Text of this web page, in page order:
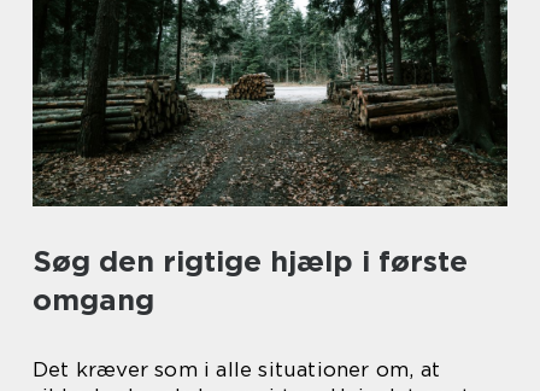
Søg den rigtige hjælp i første
omgang
Det kræver som i alle situationer om, at